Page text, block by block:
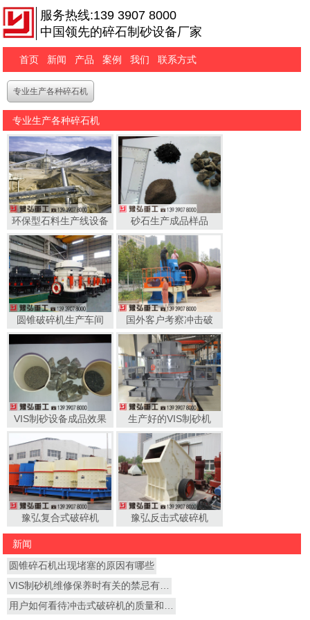
服务热线:139 3907 8000
中国领先的碎石制砂设备厂家
首页 新闻 产品 案例 我们 联系方式
专业生产各种碎石机
专业生产各种碎石机
环保型石料生产线设备 砂石生产成品样品
圆锥破碎机生产车间 国外客户考察冲击破
VIS制砂设备成品效果 生产好的VIS制砂机
豫弘复合式破碎机 豫弘反击式破碎机
新闻
圆锥碎石机出现堵塞的原因有哪些
VIS制砂机维修保养时有关的禁忌有…
用户如何看待冲击式破碎机的质量和…